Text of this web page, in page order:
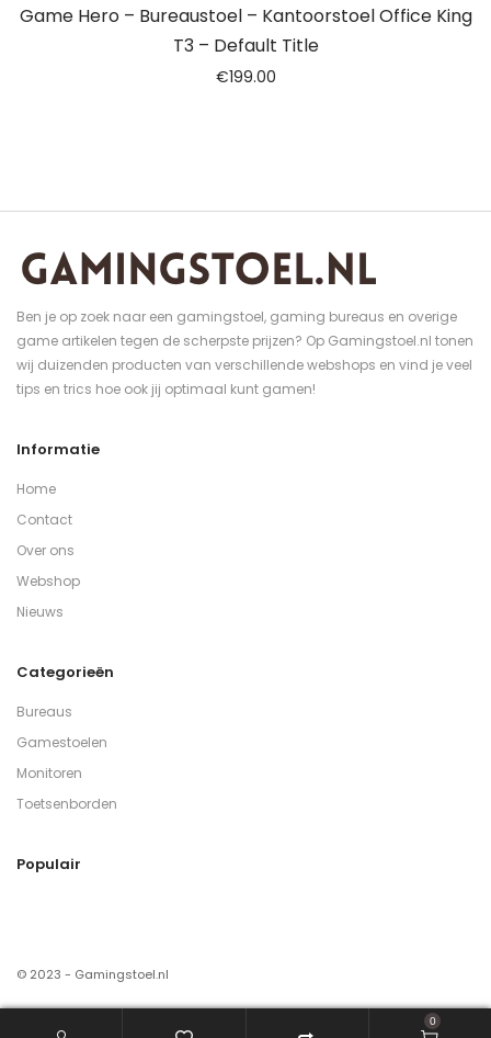
Game Hero – Bureaustoel – Kantoorstoel Office King
T3 – Default Title
€199.00
Ben je op zoek naar een gamingstoel, gaming bureaus en overige
game artikelen tegen de scherpste prijzen? Op Gamingstoel.nl tonen
wij duizenden producten van verschillende webshops en vind je veel
tips en trics hoe ook jij optimaal kunt gamen!
Informatie
Home
Contact
Over ons
Webshop
Nieuws
Categorieën
Bureaus
Gamestoelen
Monitoren
Toetsenborden
Populair
© 2023 - Gamingstoel.nl
0